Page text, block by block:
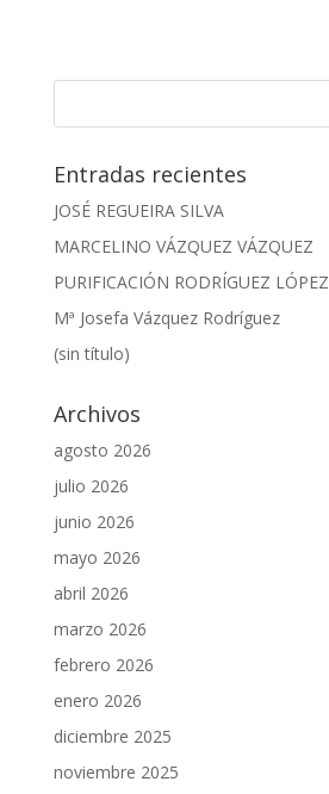
Entradas recientes
JOSÉ REGUEIRA SILVA
MARCELINO VÁZQUEZ VÁZQUEZ
PURIFICACIÓN RODRÍGUEZ LÓPEZ
Mª Josefa Vázquez Rodríguez
(sin título)
Archivos
agosto 2026
julio 2026
junio 2026
mayo 2026
abril 2026
marzo 2026
febrero 2026
enero 2026
diciembre 2025
noviembre 2025